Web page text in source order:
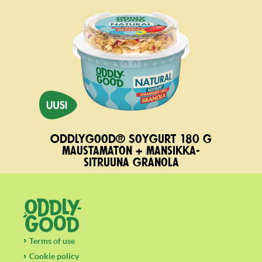
Oddlygood® Soygurt 180 g
maustamaton + mansikka-
sitruuna granola
Terms of use
Cookie policy